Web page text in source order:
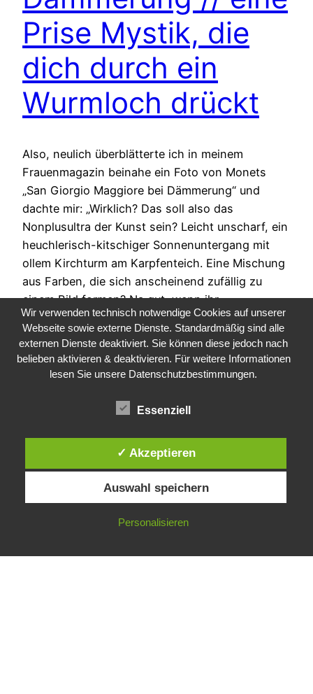
Prise Mystik, die
dich durch ein
Wurmloch drückt
Also, neulich überblätterte ich in meinem
Frauenmagazin beinahe ein Foto von Monets
„San Giorgio Maggiore bei Dämmerung“ und
dachte mir: „Wirklich? Das soll also das
Nonplusultra der Kunst sein? Leicht unscharf, ein
heuchlerisch-kitschiger Sonnenuntergang mit
ollem Kirchturm am Karpfenteich. Eine Mischung
aus Farben, die sich anscheinend zufällig zu
einem Bild formen? Na gut, wenn ihr…
30. April 2023
Public Sector, Kunst, Design
Datenschutz
Wir verwenden technisch notwendige Cookies auf unserer
Webseite sowie externe Dienste. Standardmäßig sind alle
externen Dienste deaktiviert. Sie können diese jedoch nach
belieben aktivieren & deaktivieren. Für weitere Informationen
lesen Sie unsere Datenschutzbestimmungen.
Essenziell
✓ Akzeptieren
Auswahl speichern
Personalisieren